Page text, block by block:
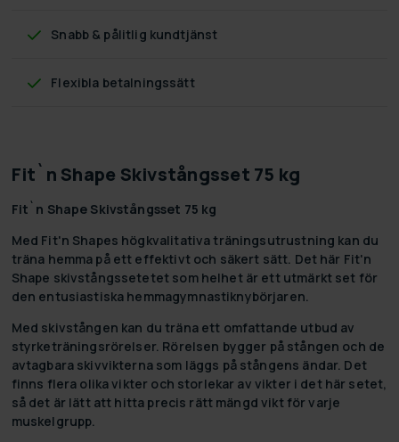
Snabb & pålitlig kundtjänst
Flexibla betalningssätt
Fit`n Shape Skivstångsset 75 kg
Fit`n Shape Skivstångsset 75 kg
Med Fit'n Shapes högkvalitativa träningsutrustning kan du
träna hemma på ett effektivt och säkert sätt. Det här Fit'n
Shape skivstångssetetet som helhet är ett utmärkt set för
den entusiastiska hemmagymnastiknybörjaren.
Med skivstången kan du träna ett omfattande utbud av
styrketräningsrörelser. Rörelsen bygger på stången och de
avtagbara skivvikterna som läggs på stångens ändar. Det
finns flera olika vikter och storlekar av vikter i det här setet,
så det är lätt att hitta precis rätt mängd vikt för varje
muskelgrupp.